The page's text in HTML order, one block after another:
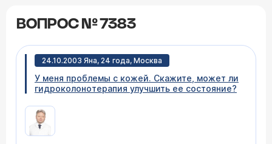
ВОПРОС № 7383
24.10.2003 Яна, 24 года, Москва
У меня проблемы с кожей. Скажите, может ли
гидроколонотерапия улучшить ее состояние?